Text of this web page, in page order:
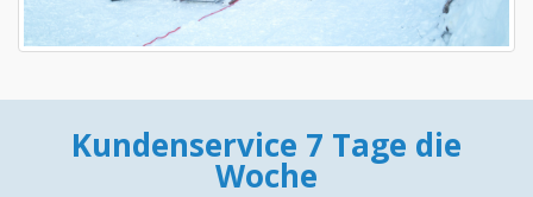
Kundenservice 7 Tage die
Woche